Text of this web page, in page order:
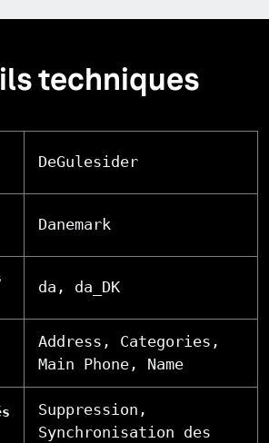
techniques
DeGulesider
Danemark
da, da_DK
Address, Categories,
Main Phone, Name
Suppression,
Synchronisation des